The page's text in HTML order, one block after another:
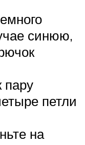
синюю,
пару
петли
на